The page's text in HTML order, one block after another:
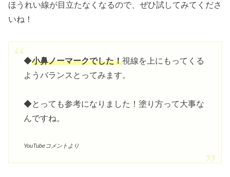
ほうれい線が目立たなくなるので、ぜひ試してみてくださ
いね！
◆小鼻ノーマークでした！視線を上にもってくる
ようバランスとってみます。
◆とっても参考になりました！塗り方って大事な
んですね。
YouTubeコメントより